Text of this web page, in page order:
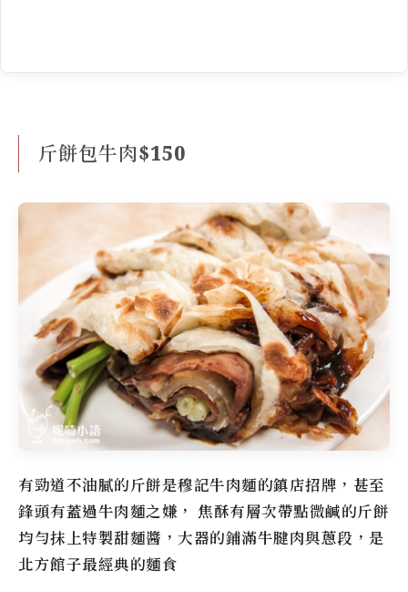
斤餅包牛肉$150
有勁道不油膩的斤餅是穆記牛肉麵的鎮店招牌，甚至
鋒頭有蓋過牛肉麵之嫌， 焦酥有層次帶點微鹹的斤餅
均勻抹上特製甜麵醬，大器的鋪滿牛腱肉與蔥段，是
北方館子最經典的麵食